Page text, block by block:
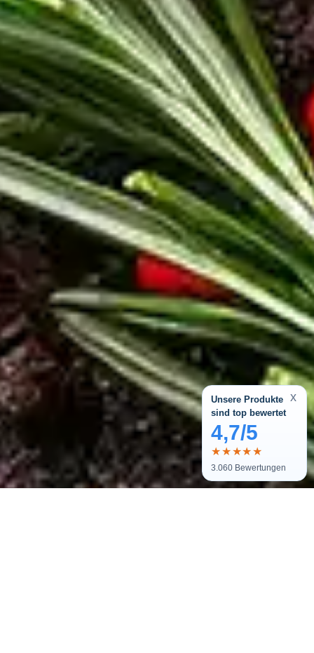
x
Unsere Produkte
sind top bewertet
4,7/5
★★★★★
3.060 Bewertungen